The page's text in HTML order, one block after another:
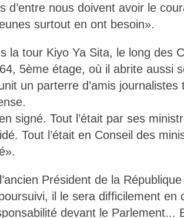
d’entre nous doivent avoir le
surtout en ont besoin».
la tour Kiyo Ya Sita, le long des
5ème étage, où il abrite aussi
un parterre d’amis
signé. Tout l’était par ses
Tout l’était en Conseil des
Président de la
il le sera difficilement en
devant le Parlement...